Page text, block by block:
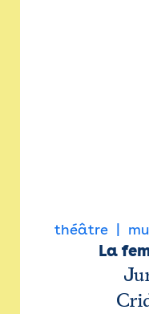
théâtre
La